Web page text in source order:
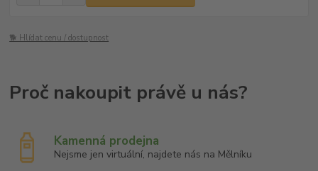
🐕 Hlídat cenu / dostupnost
Kamenná prodejna
Nejsme jen virtuální, najdete nás na Mělníku